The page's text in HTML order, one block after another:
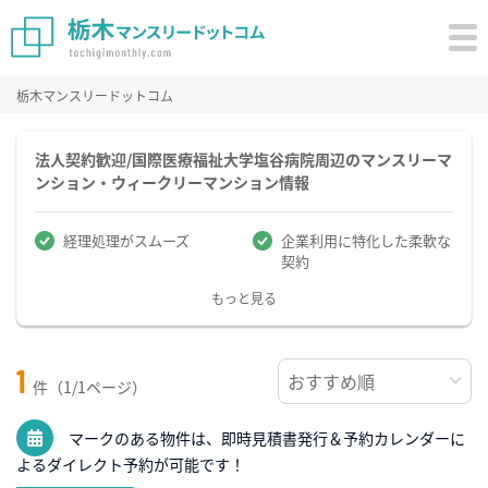
栃木マンスリードットコム
法人契約歓迎/国際医療福祉大学塩谷病院周辺のマンスリーマ
ンション・ウィークリーマンション情報
経理処理がスムーズ
企業利用に特化した柔軟な
契約
もっと見る
1 件（1/1ページ）
マークのある物件は、即時見積書発行＆予約カレンダーに
よるダイレクト予約が可能です！